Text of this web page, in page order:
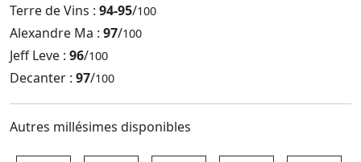
Terre de Vins : 94-95/100
Alexandre Ma : 97/100
Jeff Leve : 96/100
Decanter : 97/100
Autres millésimes disponibles